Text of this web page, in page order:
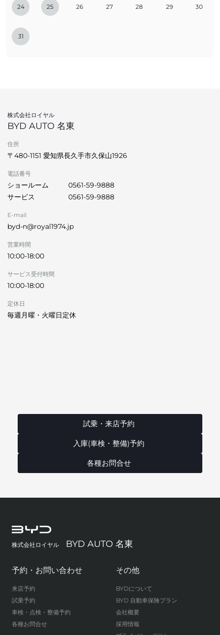
24 25 26 27 28 29 30
31
株式会社ロイヤル
BYD AUTO 名東
住所
〒480-1151 愛知県長久手市久保山1926
電話番号
ショールーム
0561-59-9888
サービス
0561-59-9888
E-mail
byd-n@royal1974.jp
営業時間
10:00-18:00
サービス受付時間
10:00-18:00
定休日
毎週月曜・火曜日定休
試乗・来店予約
入庫(車検・整備)予約
各種お問合せ
株式会社ロイヤル BYD AUTO 名東
予約・お問い合わせ
来店予約
試乗予約
車検・点検・整備予約
各種お問合せ
その他
BYDについて
BYD 自動車保険プラン
会社概要
採用情報